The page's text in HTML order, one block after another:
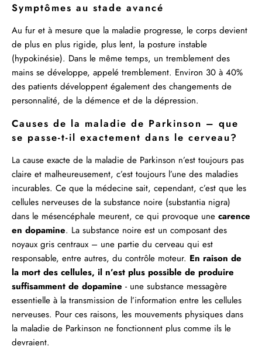
Symptômes au stade avancé
Au fur et à mesure que la maladie progresse, le corps devient
de plus en plus rigide, plus lent, la posture instable
(hypokinésie). Dans le même temps, un tremblement des
mains se développe, appelé tremblement. Environ 30 à 40%
des patients développent également des changements de
personnalité, de la démence et de la dépression.
Causes de la maladie de Parkinson – que
se passe-t-il exactement dans le cerveau?
La cause exacte de la maladie de Parkinson n’est toujours pas
claire et malheureusement, c’est toujours l’une des maladies
incurables. Ce que la médecine sait, cependant, c’est que les
cellules nerveuses de la substance noire (substantia nigra)
dans le mésencéphale meurent, ce qui provoque une carence
en dopamine. La substance noire est un composant des
noyaux gris centraux – une partie du cerveau qui est
responsable, entre autres, du contrôle moteur. En raison de
la mort des cellules, il n’est plus possible de produire
suffisamment de dopamine - une substance messagère
essentielle à la transmission de l’information entre les cellules
nerveuses. Pour ces raisons, les mouvements physiques dans
la maladie de Parkinson ne fonctionnent plus comme ils le
devraient.